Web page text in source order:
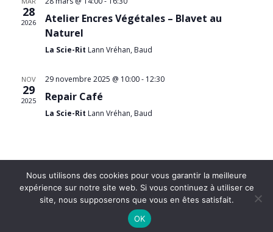
28
2026
Atelier Encres Végétales – Blavet au
Naturel
La Scie-Rit Lann Vréhan, Baud
NOV
29
2025
29 novembre 2025 @ 10:00- 12:30
Repair Café
La Scie-Rit Lann Vréhan, Baud
©2022 - Dans L'Ensemble |
réalisation phm-consultant.fr
Nous utilisons des cookies pour vous garantir la meilleure
expérience sur notre site web. Si vous continuez à utiliser ce
site, nous supposerons que vous en êtes satisfait.
OK